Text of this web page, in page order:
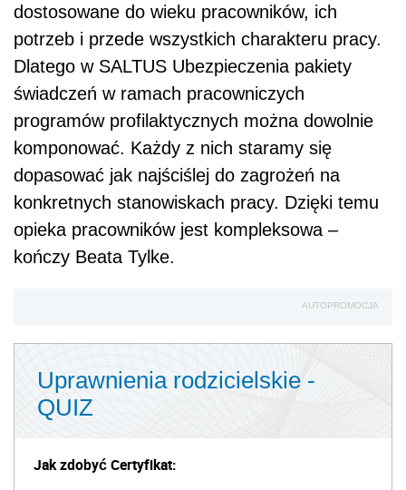
dostosowane do wieku pracowników, ich
potrzeb i przede wszystkich charakteru pracy.
Dlatego w SALTUS Ubezpieczenia pakiety
świadczeń w ramach pracowniczych
programów profilaktycznych można dowolnie
komponować. Każdy z nich staramy się
dopasować jak najściślej do zagrożeń na
konkretnych stanowiskach pracy. Dzięki temu
opieka pracowników jest kompleksowa –
kończy Beata Tylke.
AUTOPROMOCJA
Uprawnienia rodzicielskie -
QUIZ
Jak zdobyć Certyfikat: